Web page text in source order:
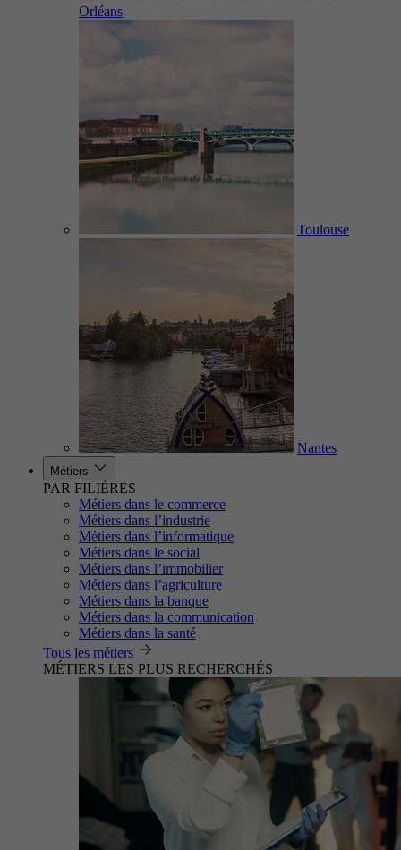
Orléans
Toulouse
Nantes
Métiers
PAR FILIÈRES
Métiers dans le commerce
Métiers dans l’industrie
Métiers dans l’informatique
Métiers dans le social
Métiers dans l’immobilier
Métiers dans l’agriculture
Métiers dans la banque
Métiers dans la communication
Métiers dans la santé
Tous les métiers
MÉTIERS LES PLUS RECHERCHÉS